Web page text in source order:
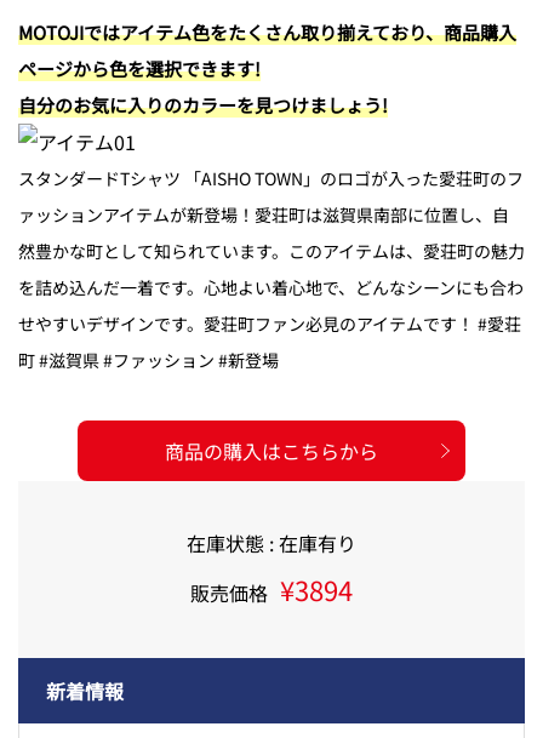
地元一覧
お問い合わせ
新着情報
MOTOJIではアイテム色をたくさん取り揃えており、商品購入
ページから色を選択できます!
自分のお気に入りのカラーを見つけましょう!
スタンダードTシャツ 「AISHO TOWN」のロゴが入った愛荘町のフ
ァッションアイテムが新登場！愛荘町は滋賀県南部に位置し、自
然豊かな町として知られています。このアイテムは、愛荘町の魅力
を詰め込んだ一着です。心地よい着心地で、どんなシーンにも合わ
せやすいデザインです。愛荘町ファン必見のアイテムです！ #愛荘
町 #滋賀県 #ファッション #新登場
商品の購入はこちらから
在庫状態 : 在庫有り
販売価格 ¥3894